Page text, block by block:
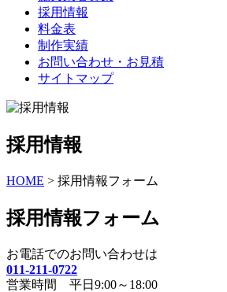
採用情報
料金表
制作実績
お問い合わせ・お見積
サイトマップ
採用情報
HOME > 採用情報フォーム
採用情報フォーム
お電話でのお問い合わせは
011-211-0722
営業時間 平日9:00～18:00